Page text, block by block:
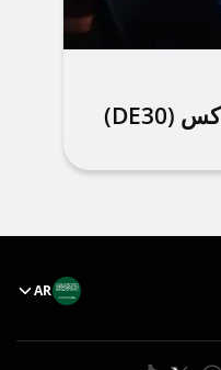
كيفية تداول مؤشر الداكس (DE30)
AR